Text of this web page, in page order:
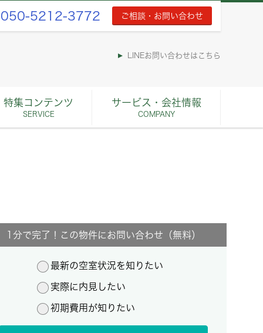
050-5212-3772 ご相談・お問い合わせ
LINEお問い合わせはこちら
特集コンテンツ
SERVICE
サービス・会社情報
COMPANY
1分で完了！この物件にお問い合わせ（無料）
最新の空室状況を知りたい
実際に内見したい
初期費用が知りたい